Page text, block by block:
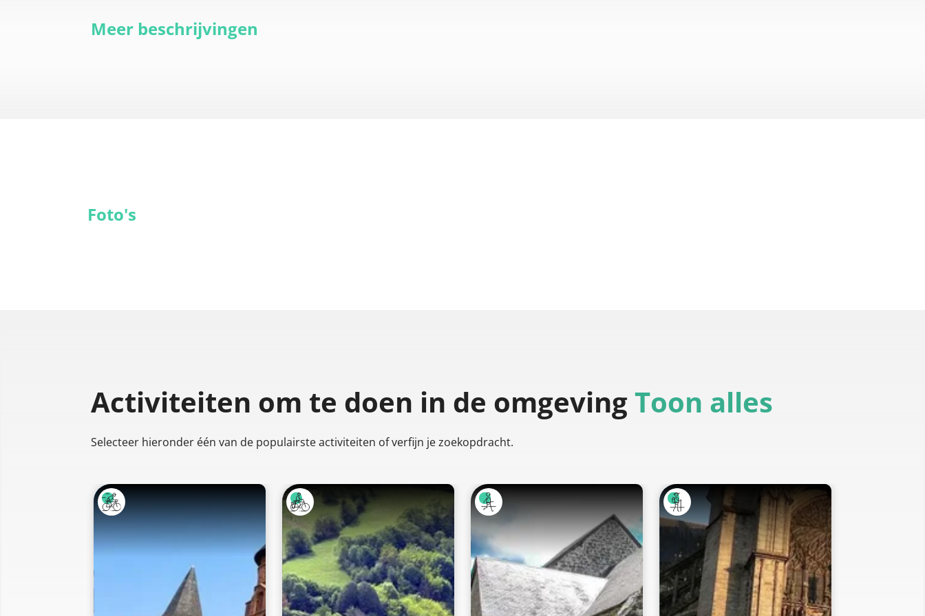
Meer beschrijvingen
Foto's
Activiteiten om te doen in de omgevingToon alles
Selecteer hieronder één van de populairste activiteiten of verfijn je zoekopdracht.